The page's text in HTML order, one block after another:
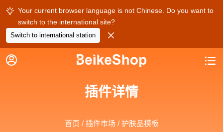
 Your current browser language is not Chinese. Do you want to
switch to the international site?
Switch to international station 
 
插件详情
首页 / 插件市场 / 护肤品模板